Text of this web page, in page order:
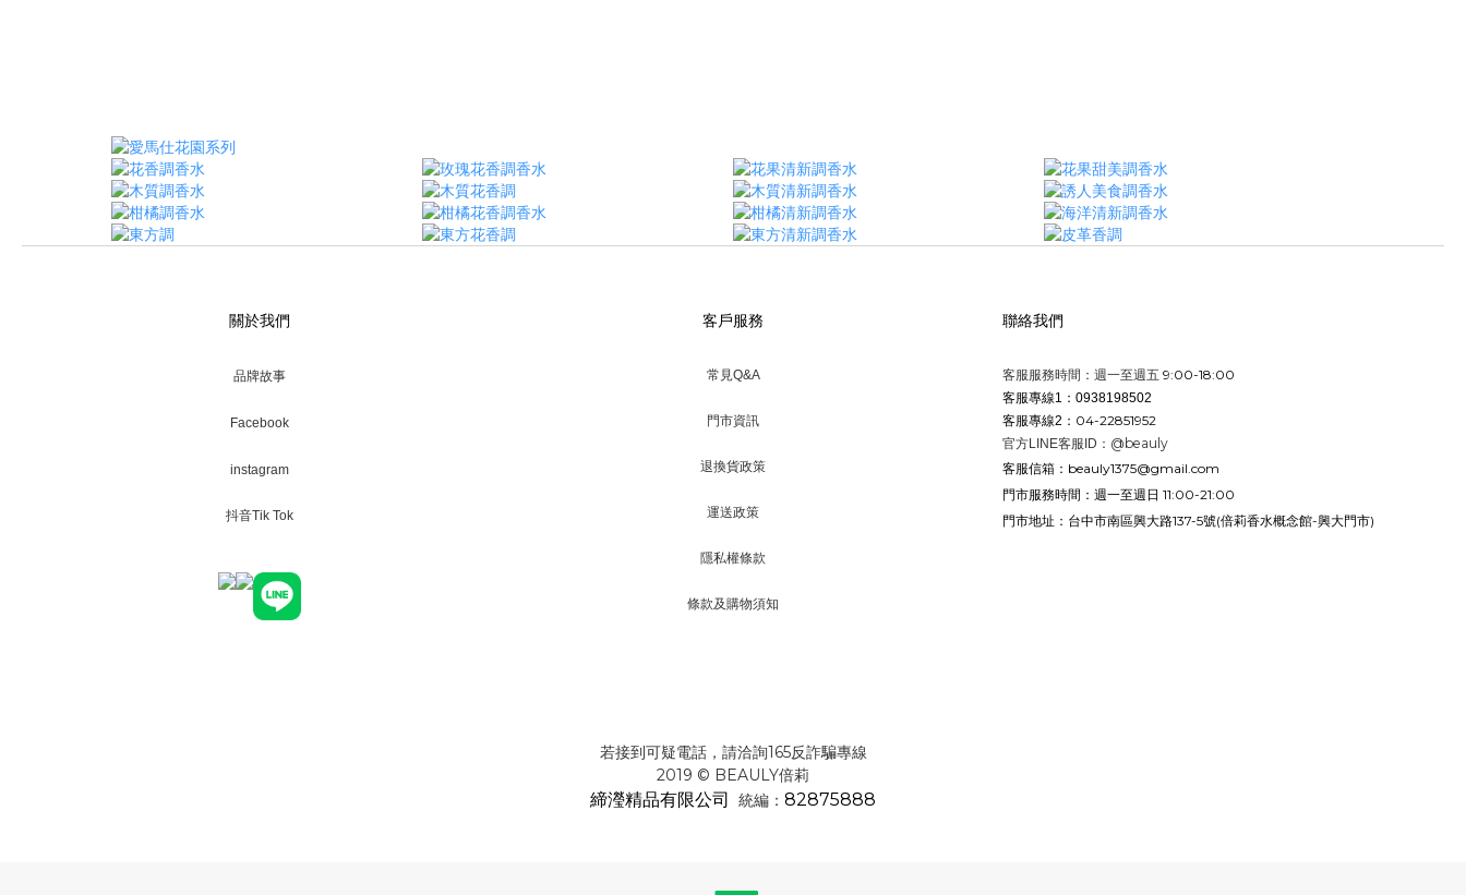
關於我們
品牌故事
Facebook
instagram
抖音Tik Tok
客戶服務
常見Q&A
門市資訊
退換貨政策
運送政策
隱私權條款
條款及購物須知
聯絡我們
客服服務時間：週一至週五 9:00-18:00
客服專線1：0938198502
客服專線2： 04-22851952
官方LINE客服ID： @beauly
客服信箱： beauly1375@gmail.com
門市服務時間： 週一至週日 11:00-21:00
門市地址： 台中市南區興大路137-5號(倍莉香水概念館-興大門市)
若接到可疑電話，請洽詢165反詐騙專線
2019 © BEAULY倍莉
締瀅精品有限公司 統編： 82875888